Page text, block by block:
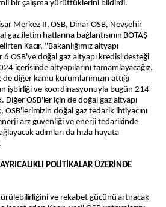
bir çalışma yürüttüklerini bildirdi.
Merkez II. OSB, Dinar OSB, Nevşehir
gaz iletim hatlarına bağlantısının BOTAŞ
Kacır, "Bakanlığımız altyapı
OSB'ye doğal gaz altyapı kredisi desteği
içerisinde altyapılarını tamamlayacağız.
de diğer kamu kurumlarımızın attığı
işbirliği ve koordinasyonuyla bugün 214
Diğer OSB'ler için de doğal gaz altyapı
OSB'lerimizin doğal gaz tedarik ihtiyacını
arz güvenliği ve enerji tedarikinde
adımları da hızla hayata
POLİTİKALAR ÜZERİNDE
ve rekabet gücünü artıracak